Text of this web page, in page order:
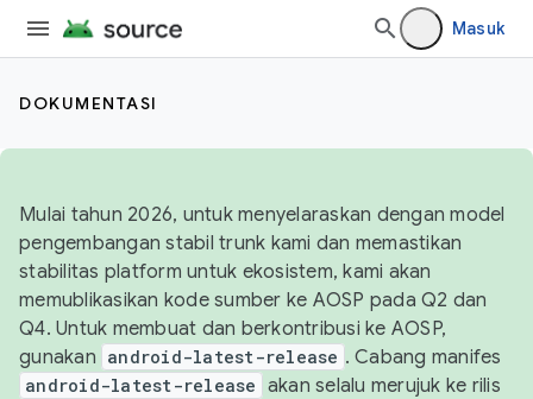
Masuk
DOKUMENTASI
Mulai tahun 2026, untuk menyelaraskan dengan model
pengembangan stabil trunk kami dan memastikan
stabilitas platform untuk ekosistem, kami akan
memublikasikan kode sumber ke AOSP pada Q2 dan
Q4. Untuk membuat dan berkontribusi ke AOSP,
gunakan android-latest-release . Cabang manifes
android-latest-release akan selalu merujuk ke rilis